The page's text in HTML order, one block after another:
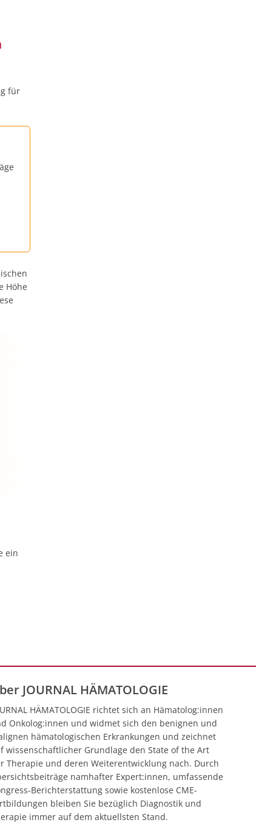
für
Höhe
ein
JOURNAL HÄMATOLOGIE
HÄMATOLOGIE richtet sich an Hämatolog:innen
Onkolog:innen und widmet sich den benignen und
hämatologischen Erkrankungen und zeichnet
wissenschaftlicher Grundlage den State of the Art
Therapie und deren Weiterentwicklung nach. Durch
namhafter Expert:innen, umfassende
Berichterstattung sowie kostenlose CME-
bleiben Sie bezüglich Diagnostik und
immer auf dem aktuellsten Stand.